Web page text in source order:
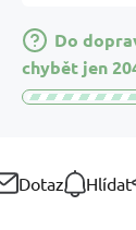
Do
chybět jen
Dotaz Hlídat